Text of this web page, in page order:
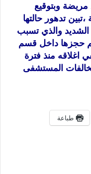
وبتوقيع
تدهور حالتها
الشديد والذي تسبب
حجزها داخل قسم
اغلاقه منذ فترة
المستشفى
طباعة